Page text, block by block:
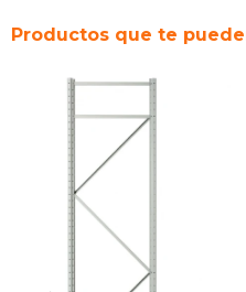
Productos que te